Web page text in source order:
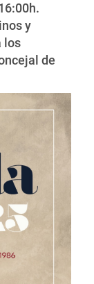
y
los
de